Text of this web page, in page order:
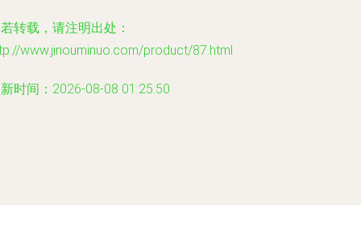
转载，请注明出处：
www.jinouminuo.com/product/87.html
时间：2026-08-08 01:25:50